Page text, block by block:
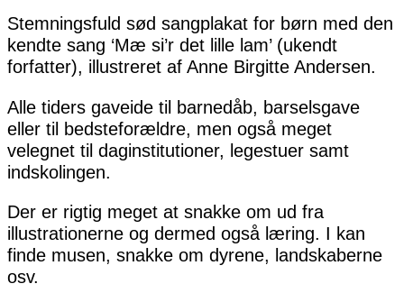
Stemningsfuld sød sangplakat for børn med den
kendte sang ‘Mæ si’r det lille lam’ (ukendt
forfatter), illustreret af Anne Birgitte Andersen.
Alle tiders gaveide til barnedåb, barselsgave
eller til bedsteforældre, men også meget
velegnet til daginstitutioner, legestuer samt
indskolingen.
Der er rigtig meget at snakke om ud fra
illustrationerne og dermed også læring. I kan
finde musen, snakke om dyrene, landskaberne
osv.